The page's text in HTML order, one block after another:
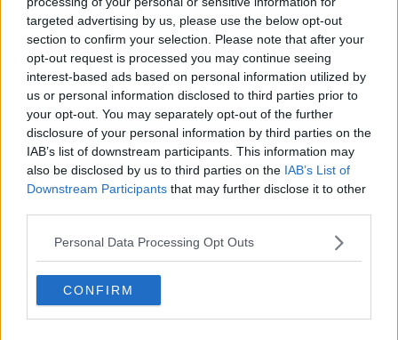
targeted advertising by us, please use the below opt-out
section to confirm your selection. Please note that after your
opt-out request is processed you may continue seeing
interest-based ads based on personal information utilized by
us or personal information disclosed to third parties prior to
your opt-out. You may separately opt-out of the further
disclosure of your personal information by third parties on the
IAB’s list of downstream participants. This information may
also be disclosed by us to third parties on the IAB’s List of
Downstream Participants that may further disclose it to other
Personal Data Processing Opt Outs
CONFIRM
Il Wenzi e la decadenza verso la guerra e la morte
​Il tecno-fascismo e i suoi nemici delusi
​I comici e il vittimismo paranoideo al potere
​La virtù secondo Confucio e Xi (seconda parte)
Le Pax imperiali e Tianxia (prima parte)
Un mondo condiviso a misura di bambino
​Un chiarimento, Chris Hedges e qualche domanda
Il velleitarismo di Trump, dell’UE e di Darwin
​Karen Horney e il ponte sullo Stretto
​I bulli vanno isolati
L’invertebrata von der Leyen e il Lula-risk
problema!
​Alessandro Orsini e la tetrade oscura del sionismo
​Hilsenrath e le 9 omotipie tra Nazismo, Sionismo e
Americanismo" (4^ parte)
​Il terrore di Netanyahu e la strategia della tensione